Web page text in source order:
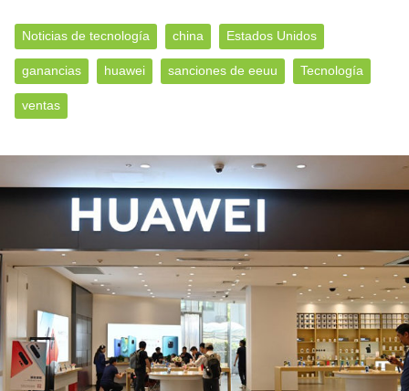
Noticias de tecnología china Estados Unidos
ganancias huawei sanciones de eeuu Tecnología
ventas